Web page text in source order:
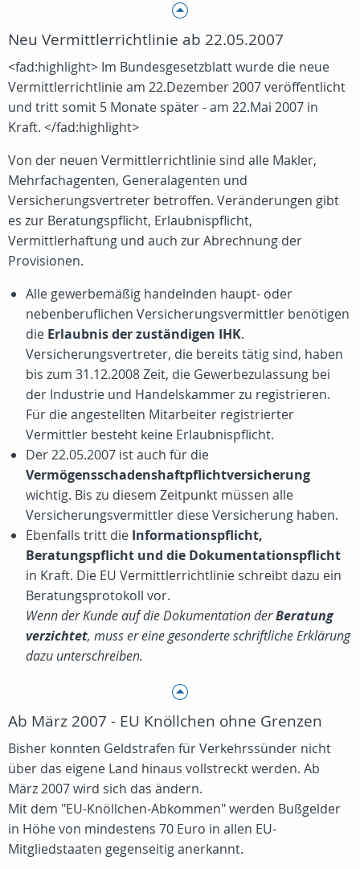
Neu Vermittlerrichtlinie ab 22.05.2007
<fad:highlight> Im Bundesgesetzblatt wurde die neue
Vermittlerrichtlinie am 22.Dezember 2007 veröffentlicht
und tritt somit 5 Monate später - am 22.Mai 2007 in
Kraft. </fad:highlight>
Von der neuen Vermittlerrichtlinie sind alle Makler,
Mehrfachagenten, Generalagenten und
Versicherungsvertreter betroffen. Veränderungen gibt
es zur Beratungspflicht, Erlaubnispflicht,
Vermittlerhaftung und auch zur Abrechnung der
Provisionen.
Alle gewerbemäßig handelnden haupt- oder
nebenberuflichen Versicherungsvermittler benötigen
die Erlaubnis der zuständigen IHK.
Versicherungsvertreter, die bereits tätig sind, haben
bis zum 31.12.2008 Zeit, die Gewerbezulassung bei
der Industrie und Handelskammer zu registrieren.
Für die angestellten Mitarbeiter registrierter
Vermittler besteht keine Erlaubnispflicht.
Der 22.05.2007 ist auch für die
Vermögensschadenshaftpflichtversicherung
wichtig. Bis zu diesem Zeitpunkt müssen alle
Versicherungsvermittler diese Versicherung haben.
Ebenfalls tritt die Informationspflicht,
Beratungspflicht und die Dokumentationspflicht
in Kraft. Die EU Vermittlerrichtlinie schreibt dazu ein
Beratungsprotokoll vor.
Wenn der Kunde auf die Dokumentation derBeratung
verzichtet, muss er eine gesonderte schriftliche Erklärung
dazu unterschreiben.
Ab März 2007 - EU Knöllchen ohne Grenzen
Bisher konnten Geldstrafen für Verkehrssünder nicht
über das eigene Land hinaus vollstreckt werden. Ab
März 2007 wird sich das ändern.
Mit dem "EU-Knöllchen-Abkommen" werden Bußgelder
in Höhe von mindestens 70 Euro in allen EU-
Mitgliedstaaten gegenseitig anerkannt.